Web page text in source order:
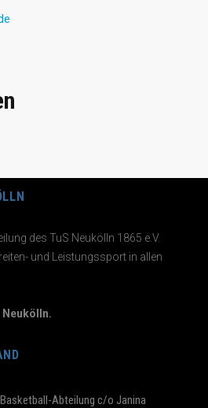
des TuS Neukölln 1865 e.V.
und Leistungssport in allen
Basketball-Abteilung c/o Janina